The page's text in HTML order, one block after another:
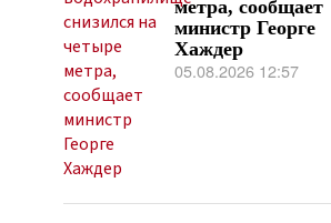
метра, сообщает
министр Георге
Хаждер
05.08.2026 12:57